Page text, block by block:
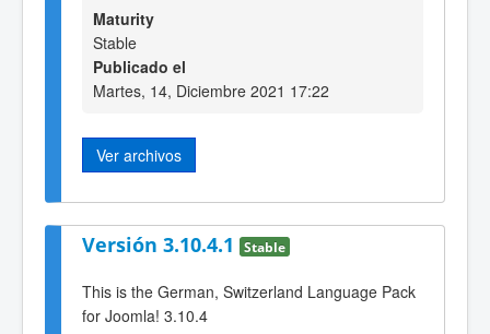
Maturity
Stable
Publicado el
Martes, 14, Diciembre 2021 17:22
Ver archivos
Versión 3.10.4.1 Stable
This is the German, Switzerland Language Pack
for Joomla! 3.10.4